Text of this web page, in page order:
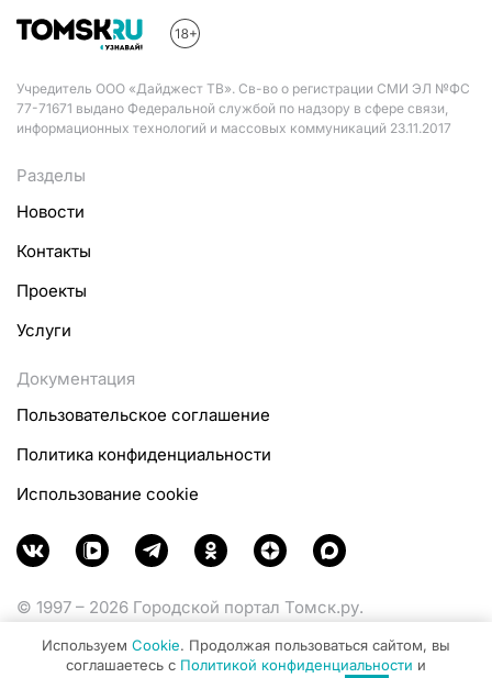
Учредитель ООО «Дайджест ТВ». Св-во о регистрации СМИ ЭЛ №ФС
77-71671 выдано Федеральной службой по надзору в сфере связи,
информационных технологий и массовых коммуникаций 23.11.2017
Разделы
Новости
Контакты
Проекты
Услуги
Документация
Пользовательское соглашение
Политика конфиденциальности
Использование cookie
© 1997 – 2026 Городской портал Томск.ру.
Министерства цифрового развития, связи и массовых
Используем Cookie. Продолжая пользоваться сайтом, вы
соглашаетесь с Политикой конфиденциальности и